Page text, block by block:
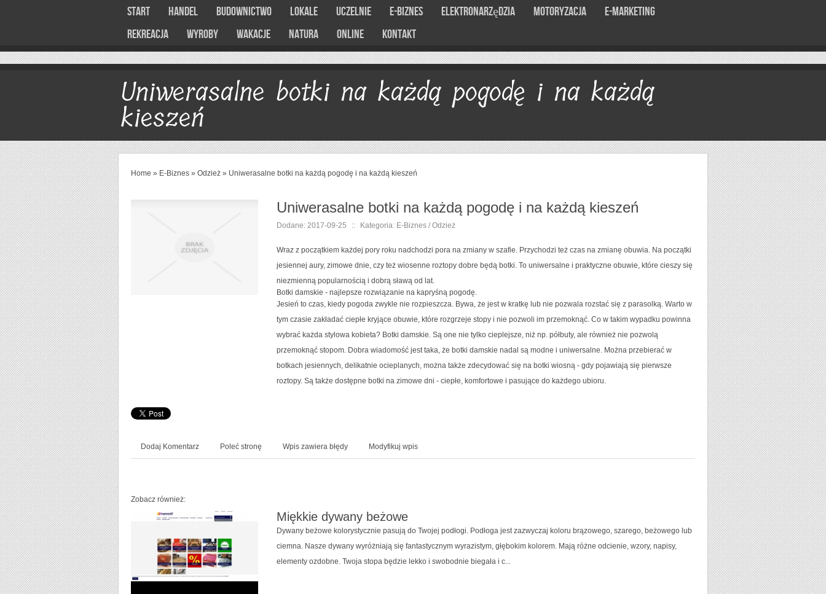
Start Handel Budownictwo Lokale Uczelnie E-Biznes Elektronarzędzia Motoryzacja
E-marketing
Rekreacja
Wyroby Wakacje Natura Online Kontakt
Uniwerasalne botki na każdą pogodę i na każdą
kieszeń
Home » E-Biznes » Odzież » Uniwerasalne botki na każdą pogodę i na każdą kieszeń
Uniwerasalne botki na każdą pogodę i na każdą kieszeń
Dodane: 2017-09-25 :: Kategoria: E-Biznes / Odzież
Wraz z początkiem każdej pory roku nadchodzi pora na zmiany w szafie. Przychodzi też czas na zmianę obuwia. Na początki
jesiennej aury, zimowe dnie, czy też wiosenne roztopy dobre będą botki. To uniwersalne i praktyczne obuwie, które cieszy się
niezmienną popularnością i dobrą sławą od lat.
Botki damskie - najlepsze rozwiązanie na kapryśną pogodę.
Jesień to czas, kiedy pogoda zwykle nie rozpieszcza. Bywa, że jest w kratkę lub nie pozwala rozstać się z parasolką. Warto w
tym czasie zakładać ciepłe kryjące obuwie, które rozgrzeje stopy i nie pozwoli im przemoknąć. Co w takim wypadku powinna
wybrać każda stylowa kobieta? Botki damskie. Są one nie tylko cieplejsze, niż np. półbuty, ale również nie pozwolą
przemoknąć stopom. Dobra wiadomość jest taka, że botki damskie nadal są modne i uniwersalne. Można przebierać w
botkach jesiennych, delikatnie ocieplanych, można także zdecydować się na botki wiosną - gdy pojawiają się pierwsze
roztopy. Są także dostępne botki na zimowe dni - ciepłe, komfortowe i pasujące do każdego ubioru.
Dodaj Komentarz Poleć stronę Wpis zawiera błędy Modyfikuj wpis
Zobacz również:
Miękkie dywany beżowe
Dywany beżowe kolorystycznie pasują do Twojej podłogi. Podłoga jest zazwyczaj koloru brązowego, szarego, beżowego lub
ciemna. Nasze dywany wyróżniają się fantastycznym wyrazistym, głębokim kolorem. Mają różne odcienie, wzory, napisy,
elementy ozdobne. Twoja stopa będzie lekko i swobodnie biegała i c...